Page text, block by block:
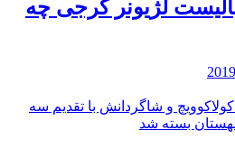
لژیونر کرجی چه